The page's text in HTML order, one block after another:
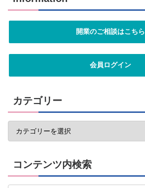
開業のご相談はこちら
会員ログイン
カテゴリー
コンテンツ内検索